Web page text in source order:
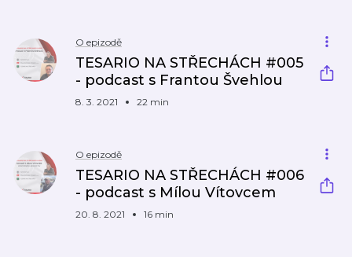
O epizodě
TESARIO NA STŘECHÁCH #005​
- podcast s Frantou Švehlou
8. 3. 2021 22 min
O epizodě
TESARIO NA STŘECHÁCH #006
- podcast s Mílou Vítovcem
20. 8. 2021 16 min